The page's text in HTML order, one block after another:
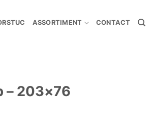
ASSORTIMENT CONTACT
– 203×76